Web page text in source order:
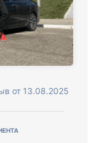
от 13.08.2025